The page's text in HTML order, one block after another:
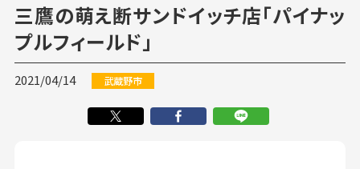
三鷹の萌え断サンドイッチ店「パイナッ
プルフィールド」
2021/04/14 武蔵野市